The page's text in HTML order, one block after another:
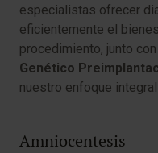
especialistas ofrecer
eficientemente el
procedimiento, junto
Genético
nuestro enfoque
Amniocentesis